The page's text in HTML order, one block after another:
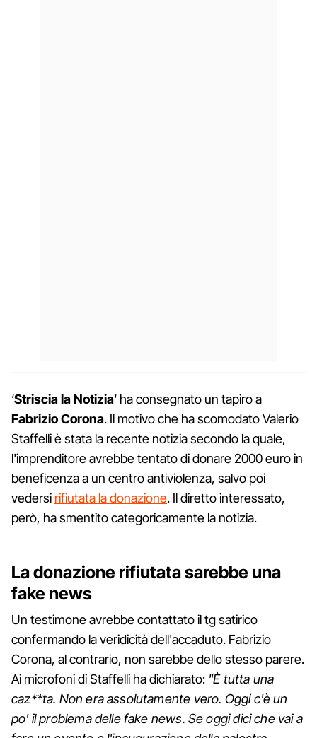
‘Striscia la Notizia‘ ha consegnato un tapiro a
Fabrizio Corona. Il motivo che ha scomodato Valerio
Staffelli è stata la recente notizia secondo la quale,
l'imprenditore avrebbe tentato di donare 2000 euro in
beneficenza a un centro antiviolenza, salvo poi
vedersi rifiutata la donazione. Il diretto interessato,
però, ha smentito categoricamente la notizia.
La donazione rifiutata sarebbe una
fake news
Un testimone avrebbe contattato il tg satirico
confermando la veridicità dell'accaduto. Fabrizio
Corona, al contrario, non sarebbe dello stesso parere.
Ai microfoni di Staffelli ha dichiarato: "È tutta una
caz**ta. Non era assolutamente vero. Oggi c'è un
po' il problema delle fake news. Se oggi dici che vai a